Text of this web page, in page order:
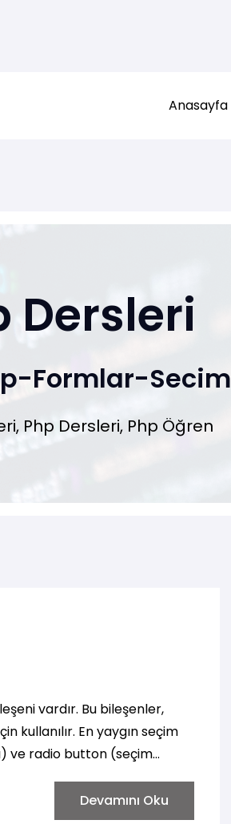
Anasayfa
Dersleri
Formlar-Secim
Php Dersleri, Php Öğren
vardır. Bu bileşenler,
kullanılır. En yaygın seçim
ve radio button (seçim
Devamını Oku